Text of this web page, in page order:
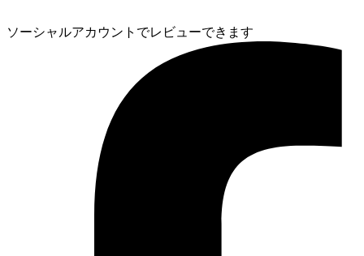
ソーシャルアカウントでレビューできます